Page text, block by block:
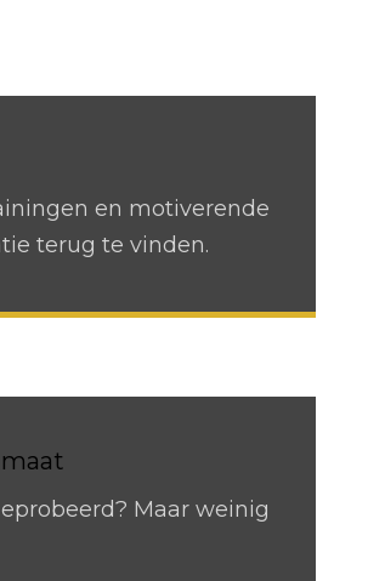
en motiverende
terug te vinden.
Maar weinig